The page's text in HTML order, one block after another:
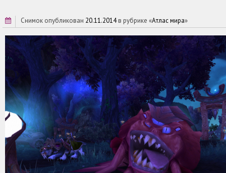
снимок опубликован 20.11.2014в рубрике «Атлас мира»